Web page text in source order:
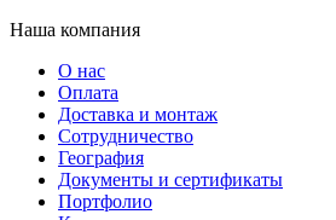
Наша компания
О нас
Оплата
Доставка и монтаж
Сотрудничество
География
Документы и сертификаты
Портфолио